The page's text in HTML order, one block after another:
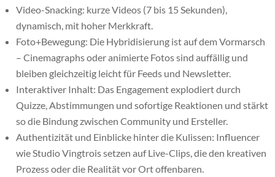
Video-Snacking: kurze Videos (7 bis 15 Sekunden),
dynamisch, mit hoher Merkkraft.
Foto+Bewegung: Die Hybridisierung ist auf dem Vormarsch
– Cinemagraphs oder animierte Fotos sind auffällig und
bleiben gleichzeitig leicht für Feeds und Newsletter.
Interaktiver Inhalt: Das Engagement explodiert durch
Quizze, Abstimmungen und sofortige Reaktionen und stärkt
so die Bindung zwischen Community und Ersteller.
Authentizität und Einblicke hinter die Kulissen: Influencer
wie Studio Vingtrois setzen auf Live-Clips, die den kreativen
Prozess oder die Realität vor Ort offenbaren.